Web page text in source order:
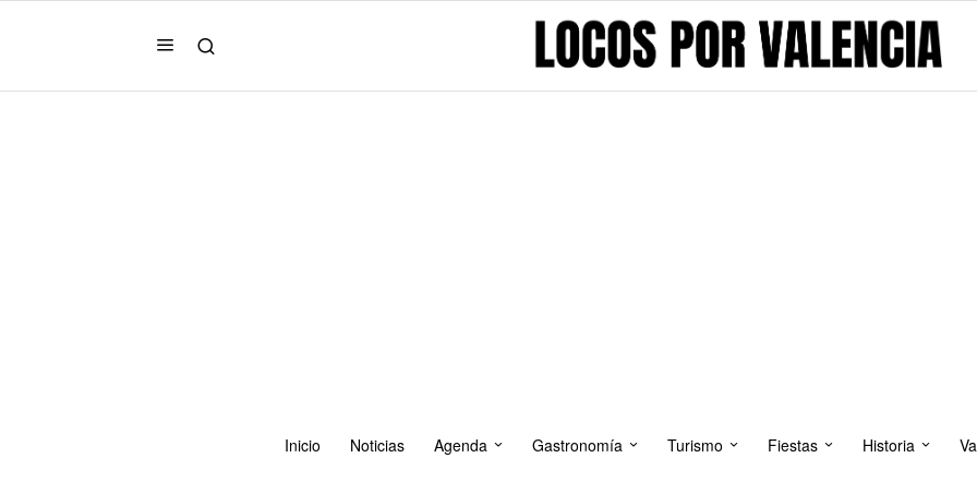
Inicio Noticias Agenda Gastronomía Turismo Fiestas Historia